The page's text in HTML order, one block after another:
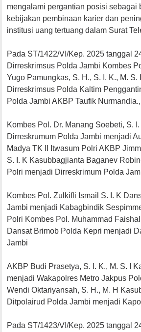
mengalami pergantian posisi sebagai
kebijakan pembinaan karier dan
institusi uang tertuang dalam Surat
Pada ST/1422/VI/Kep. 2025 tanggal
Dirreskrimsus Polda Jambi Kombes
Yugo Pamungkas, S. H., S. I. K., M. S.
Dirreskrimsus Polda Kaltim
Polda Jambi AKBP Taufik Nurmandia.,
Kombes Pol. Dr. Manang Soebeti, S. I.
Dirreskrumum Polda Jambi menjadi
Madya TK II Itwasum Polri AKBP
S. I. K Kasubbagjianta Baganev
Polri menjadi Dirreskrimum Polda
Kombes Pol. Zulkifli Ismail S. I. K
Jambi menjadi Kabagbindik
Polri Kombes Pol. Muhammad Faishal
Dansat Brimob Polda Kepri menjadi
Jambi
AKBP Budi Prasetya, S. I. K., M. S. I
menjadi Wakapolres Metro Jakpus
Wendi Oktariyansah, S. H., M. H
Ditpolairud Polda Jambi menjadi
Pada ST/1423/VI/Kep. 2025 tanggal